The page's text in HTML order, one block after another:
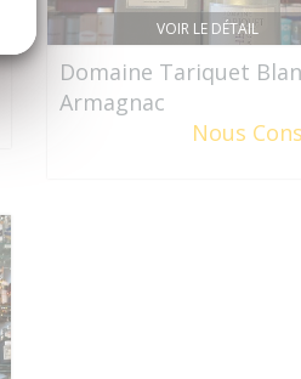
VOIR LE DÉTAIL
Domaine Tariquet
Armagnac
Nous